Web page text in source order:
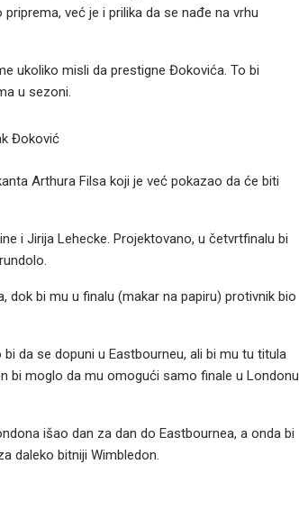
već je i prilika da se nađe na vrhu
ukoliko misli da prestigne Đokovića. To bi
u sezoni.
Đoković
Arthura Filsa koji je već pokazao da će biti
i Jirija Lehecke. Projektovano, u četvrtfinalu bi
dok bi mu u finalu (makar na papiru) protivnik bio
da se dopuni u Eastbourneu, ali bi mu tu titula
bi moglo da mu omogući samo finale u Londonu
išao dan za dan do Eastbournea, a onda bi
daleko bitniji Wimbledon.